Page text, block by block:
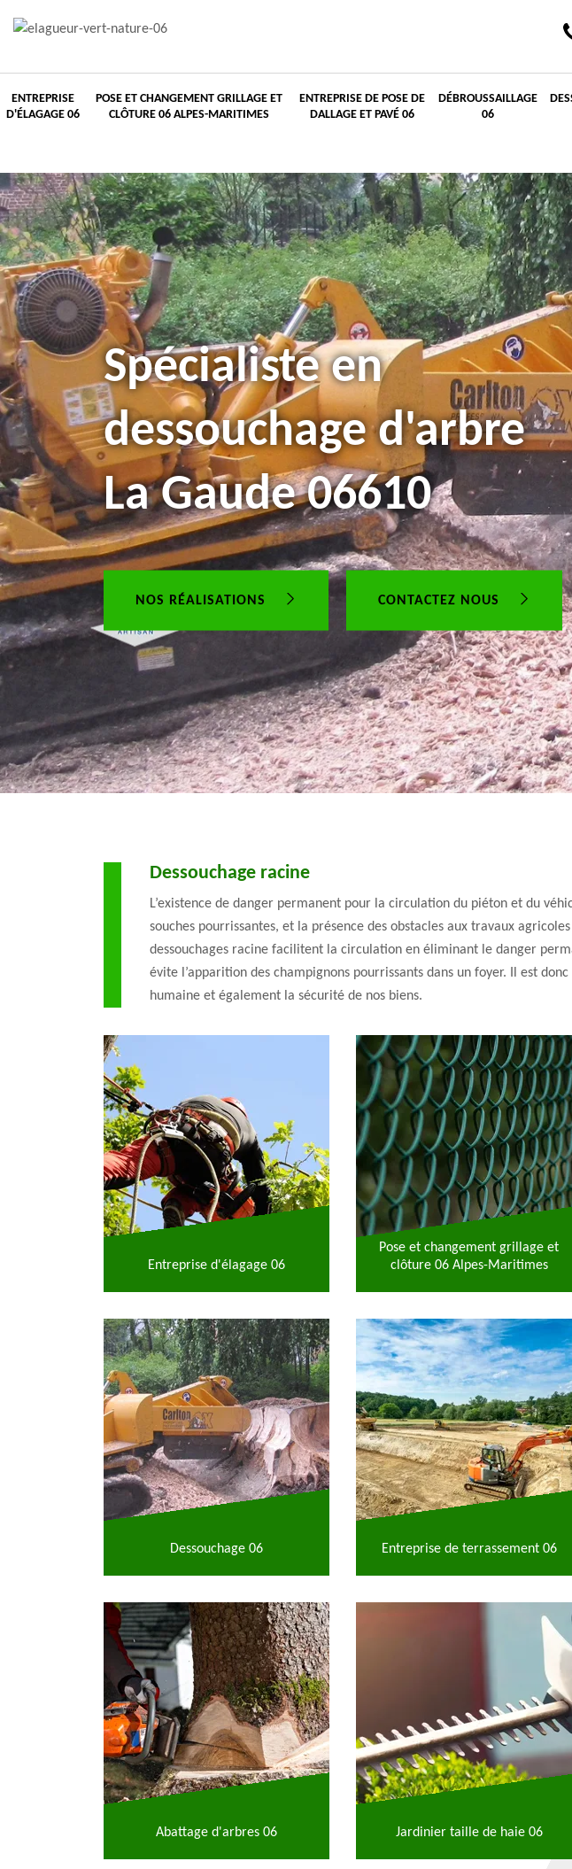
ENTREPRISE
D'ÉLAGAGE 06
POSE ET CHANGEMENT GRILLAGE ET
CLÔTURE 06 ALPES-MARITIMES
ENTREPRISE DE POSE DE
DALLAGE ET PAVÉ 06
DÉBROUSSAILLAGE
06
Spécialiste en
dessouchage d'arbre
La Gaude 06610
NOS RÉALISATIONS CONTACTEZ NOUS
Dessouchage racine
L’existence de danger permanent pour la circulation du piéton et du
souches pourrissantes, et la présence des obstacles aux travaux
dessouchages racine facilitent la circulation en éliminant le danger
évite l’apparition des champignons pourrissants dans un foyer. Il est
humaine et également la sécurité de nos biens.
Entreprise d'élagage 06
Pose et changement grillage et
clôture 06 Alpes-Maritimes
Dessouchage 06 Entreprise de terrassement 06
Abattage d'arbres 06 Jardinier taille de haie 06